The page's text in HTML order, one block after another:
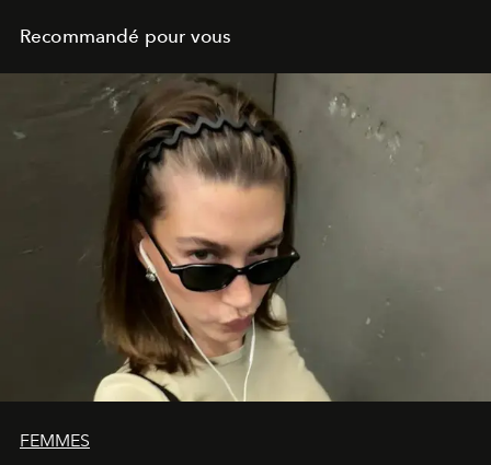
Recommandé pour vous
FEMMES